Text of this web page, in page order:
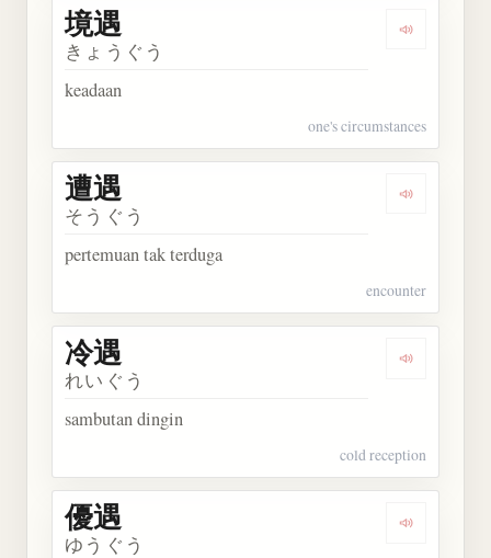
Dengarkan
境遇
きょうぐう
keadaan
one's circumstances
Dengarkan
遭遇
そうぐう
pertemuan tak terduga
encounter
Dengarkan
冷遇
れいぐう
sambutan dingin
cold reception
Dengarkan
優遇
ゆうぐう